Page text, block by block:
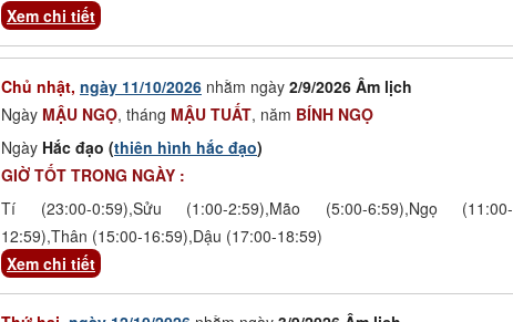
Xem chi tiết
Chủ nhật, ngày 11/10/2026 nhằm ngày 2/9/2026 Âm lịch
Ngày MẬU NGỌ, tháng MẬU TUẤT, năm BÍNH NGỌ
Ngày Hắc đạo (thiên hình hắc đạo)
GIỜ TỐT TRONG NGÀY :
Tí (23:00-0:59),Sửu (1:00-2:59),Mão (5:00-6:59),Ngọ (11:00-
12:59),Thân (15:00-16:59),Dậu (17:00-18:59)
Xem chi tiết